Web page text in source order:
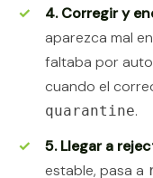
4. Corregir y
aparezca mal
faltaba por
cuando el
quarantine.
5. Llegar a
estable, pasa a